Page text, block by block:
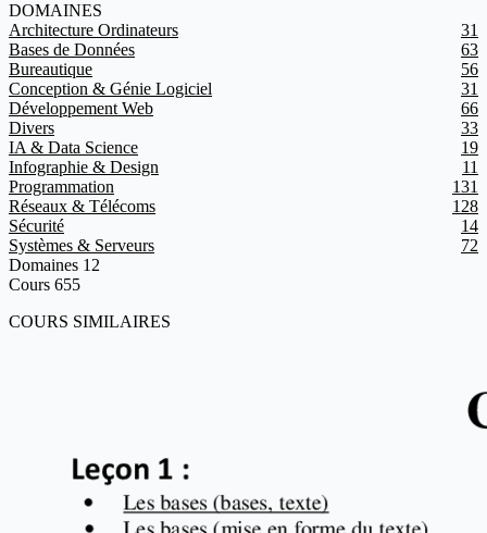
DOMAINES
Architecture Ordinateurs
31
Bases de Données
63
Bureautique
56
Conception & Génie Logiciel
31
Développement Web
66
Divers
33
IA & Data Science
19
Infographie & Design
11
Programmation
131
Réseaux & Télécoms
128
Sécurité
14
Systèmes & Serveurs
72
Domaines 12
Cours 655
COURS SIMILAIRES